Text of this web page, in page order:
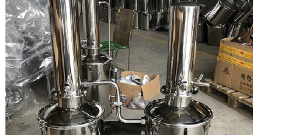
TỦ SẤY 136 LÍT DHG-9140B (136 LÍT, 300
ĐỘ)
Gọi 0931.49.6769
TỦ SẤY 136 LÍT DHG-9140B (136 LÍT, 300
Gọi 0931.49.6769